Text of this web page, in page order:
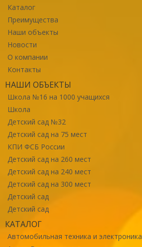
Каталог
Преимущества
Наши объекты
Новости
О компании
Контакты
НАШИ ОБЪЕКТЫ
Школа №16 на 1000 учащихся
Школа
Детский сад №32
Детский сад на 75 мест
КПИ ФСБ России
Детский сад на 260 мест
Детский сад на 240 мест
Детский сад на 300 мест
Детский сад
Детский сад
КАТАЛОГ
Автомобильная техника и электроника